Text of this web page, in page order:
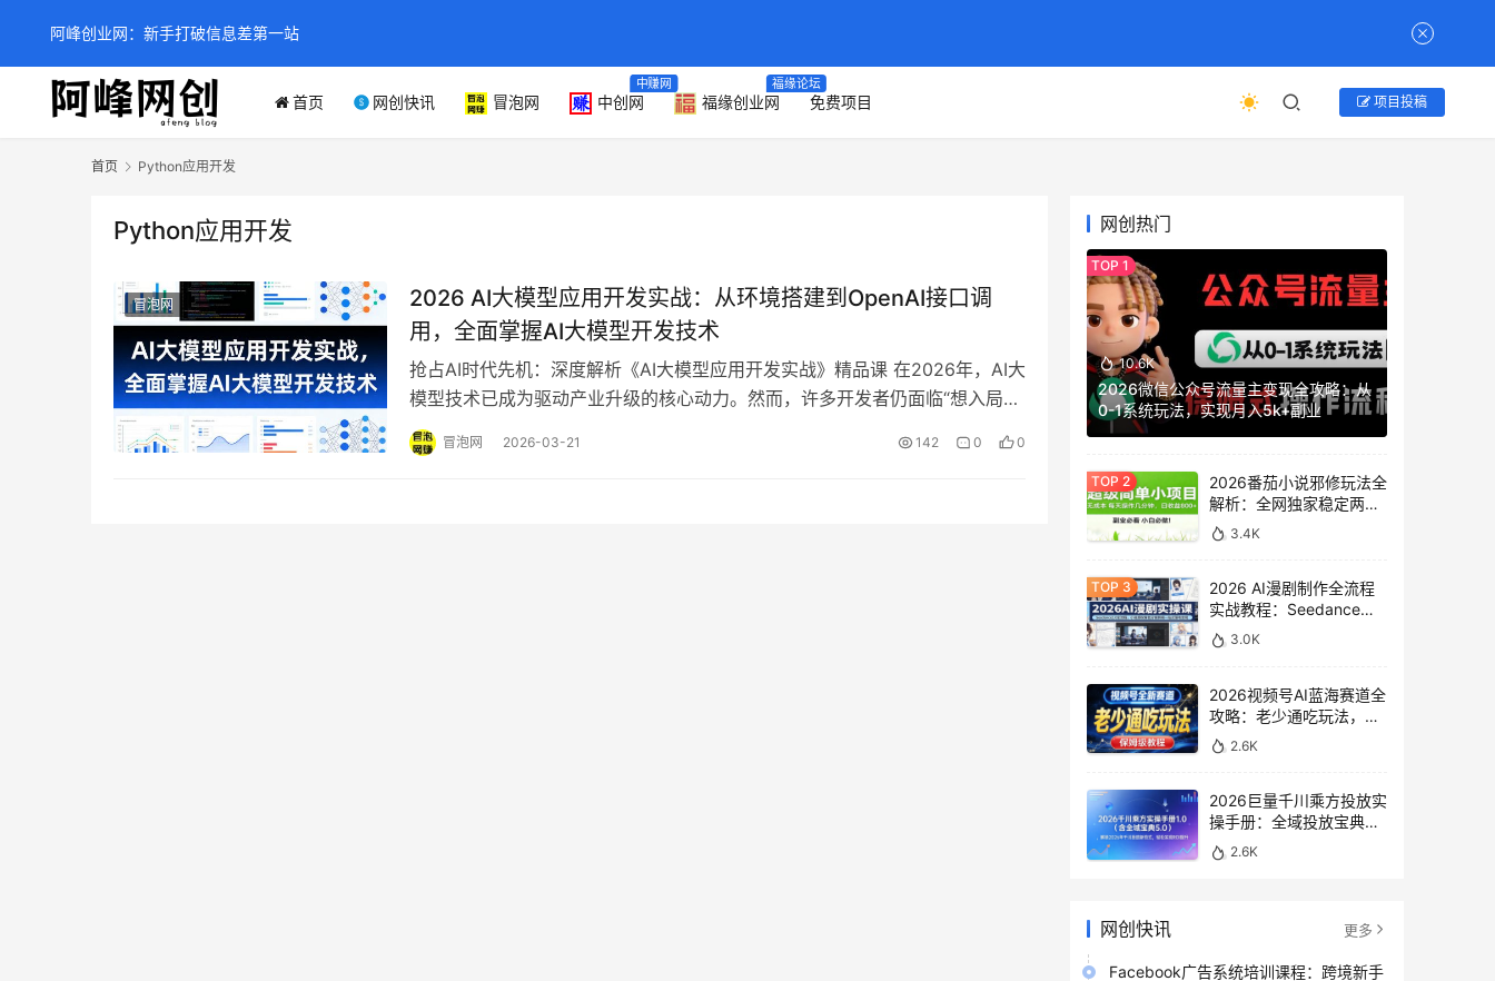
首页 网创快讯 冒泡网 中创网
中赚网
福缘创业网
福缘论坛
免费项目 项目投稿
首页 Python应用开发
Python应用开发
冒泡网
2026 AI大模型应用开发实战：从环境搭建到OpenAI接口调
用，全面掌握AI大模型开发技术
抢占AI时代先机：深度解析《AI大模型应用开发实战》精品课 在2026年，AI大
模型技术已成为驱动产业升级的核心动力。然而，许多开发者仍面临“想入局却
无门”的困境，卡在环境搭建、P…
冒泡网 2026-03-21 142 0 0
网创热门
10.6K
2026微信公众号流量主变现全攻略：从
0-1系统玩法，实现月入5k+副业
2026番茄小说邪修玩法全
解析：全网独家稳定两年
老项目，助你日赚
500+稿费收益
3.4K
2026 AI漫剧制作全流程
实战教程：Seedance
2.0即梦视频生成与小说
授权教学
3.0K
2026视频号AI蓝海赛道全
攻略：老少通吃玩法，零
基础保姆级副业增收教程
2.6K
2026巨量千川乘方投放实
操手册：全域投放宝典
5.0深度解析ROI提升方案
2.6K
网创快讯 更多
Facebook广告系统培训课程：跨境新手
阿峰创业网：新手打破信息差第一站